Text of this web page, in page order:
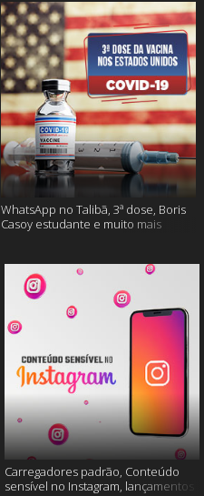
WhatsApp no Talibã, 3ª dose, Boris
Casoy estudante e muito mais
Carregadores padrão, Conteúdo
sensível no Instagram, lançamentos